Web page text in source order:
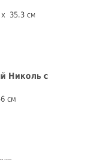
35.3 см
Николь с
см